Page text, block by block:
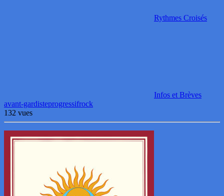
Rythmes Croisés
Infos et Brèves
avant-gardisteprogressifrock
132 vues